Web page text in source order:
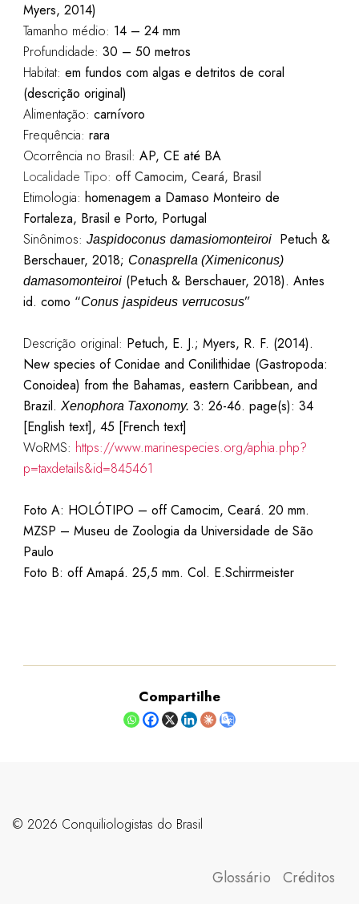
Myers, 2014)
Tamanho médio: 14 – 24 mm
Profundidade: 30 – 50 metros
Habitat: em fundos com algas e detritos de coral
(descrição original)
Alimentação: carnívoro
Frequência: rara
Ocorrência no Brasil: AP, CE até BA
Localidade Tipo: off Camocim, Ceará, Brasil
Etimologia: homenagem a Damaso Monteiro de
Fortaleza, Brasil e Porto, Portugal
Sinônimos: Jaspidoconus damasiomonteiroi Petuch &
Berschauer, 2018; Conasprella (Ximeniconus)
damasomonteiroi (Petuch & Berschauer, 2018). Antes
id. como “Conus jaspideus verrucosus”
Descrição original: Petuch, E. J.; Myers, R. F. (2014).
New species of Conidae and Conilithidae (Gastropoda:
Conoidea) from the Bahamas, eastern Caribbean, and
Brazil. Xenophora Taxonomy. 3: 26-46. page(s): 34
[English text], 45 [French text]
WoRMS: https://www.marinespecies.org/aphia.php?
p=taxdetails&id=845461
Foto A: HOLÓTIPO – off Camocim, Ceará. 20 mm.
MZSP – Museu de Zoologia da Universidade de São
Paulo
Foto B: off Amapá. 25,5 mm. Col. E.Schirrmeister
Compartilhe
©️ 2026 Conquiliologistas do Brasil
Glossário Créditos